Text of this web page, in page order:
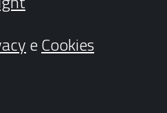
eCookies